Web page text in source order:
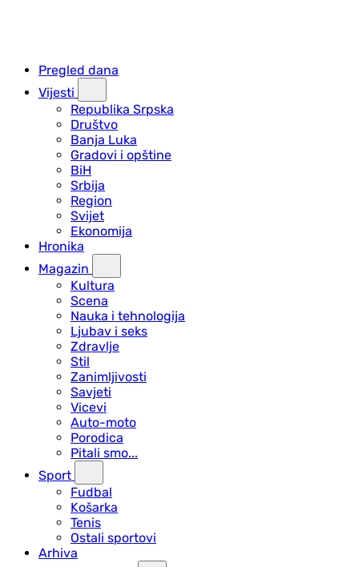
Pregled dana
Vijesti
Republika Srpska
Društvo
Banja Luka
Gradovi i opštine
BiH
Srbija
Region
Svijet
Ekonomija
Hronika
Magazin
Kultura
Scena
Nauka i tehnologija
Ljubav i seks
Zdravlje
Stil
Zanimljivosti
Savjeti
Vicevi
Auto-moto
Porodica
Pitali smo...
Sport
Fudbal
Košarka
Tenis
Ostali sportovi
Arhiva